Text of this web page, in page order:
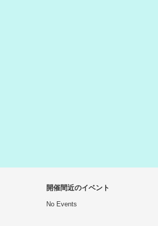
開催間近のイベント
No Events